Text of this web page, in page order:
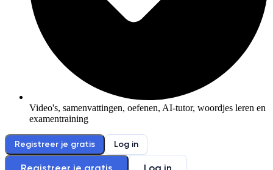
Video's, samenvattingen, oefenen, AI-tutor, woordjes leren en
examentraining
Registreer je gratis Log in